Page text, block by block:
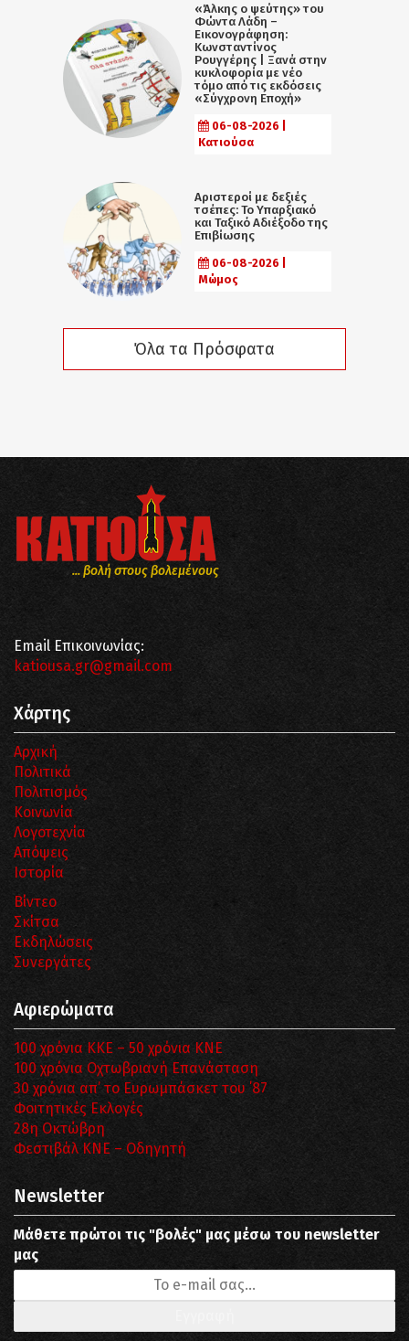
«Άλκης ο ψεύτης» του
Φώντα Λάδη –
Εικονογράφηση:
Κωνσταντίνος
Ρουγγέρης | Ξανά στην
κυκλοφορία με νέο
τόμο από τις εκδόσεις
«Σύγχρονη Εποχή»
06-08-2026 |
Κατιούσα
Αριστεροί με δεξιές
τσέπες: Το Υπαρξιακό
και Ταξικό Αδιέξοδο της
Επιβίωσης
06-08-2026 |
Μώμος
Όλα τα Πρόσφατα
... βολή στους βολεμένους
Email Επικοινωνίας:
katiousa.gr@gmail.com
Χάρτης
Αρχική
Πολιτικά
Πολιτισμός
Κοινωνία
Λογοτεχνία
Απόψεις
Ιστορία
Βίντεο
Σκίτσα
Εκδηλώσεις
Συνεργάτες
Αφιερώματα
100 χρόνια ΚΚΕ – 50 χρόνια ΚΝΕ
100 χρόνια Οχτωβριανή Επανάσταση
30 χρόνια απ’ το Ευρωμπάσκετ του ΄87
Φοιτητικές Εκλογές
28η Οκτώβρη
Φεστιβάλ ΚΝΕ – Οδηγητή
Newsletter
Μάθετε πρώτοι τις "βολές" μας μέσω του newsletter
μας